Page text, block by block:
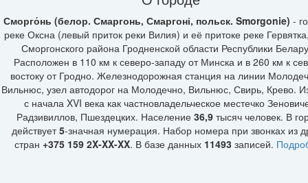
Сморго́нь (белор. Смаргонь, Смаргоні, польск. Smorgonie) -
реке Оксна (левый приток реки Вилия) и её притоке реке
Сморгонского района Гродненской области Республики
Расположен в 110 км к северо-западу от Минска и в 260 км к
востоку от Гродно. Железнодорожная станция на линии
Вильнюс, узел автодорог на Молодечно, Вильнюс, Свирь, Крево.
с начала XVI века как частновладельческое местечко
Радзивиллов, Пшездецких. Население 36,9тысяч человек. В
действует5-значная нумерация. Набор номера при звонках из
стран +375 159 2X-XX-XX. В базе данных 11493 записей.